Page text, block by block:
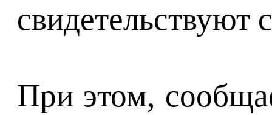
свидетельствуют
При этом,